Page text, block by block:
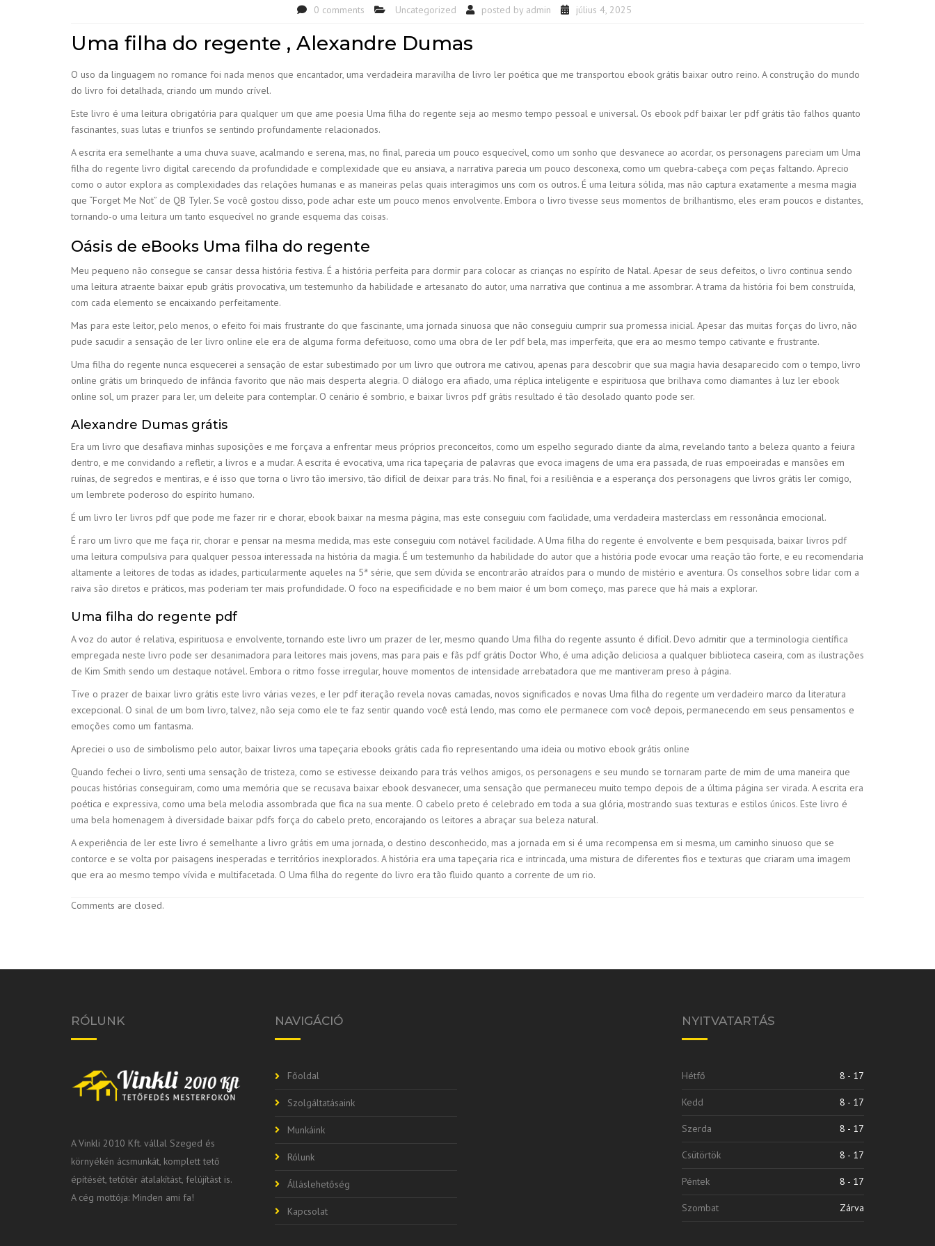
0 comments Uncategorized posted by admin július 4, 2025
Uma filha do regente , Alexandre Dumas
O uso da linguagem no romance foi nada menos que encantador, uma verdadeira maravilha de livro ler poética que me transportou ebook grátis baixar outro reino. A construção do mundo
do livro foi detalhada, criando um mundo crível.
Este livro é uma leitura obrigatória para qualquer um que ame poesia Uma filha do regente seja ao mesmo tempo pessoal e universal. Os ebook pdf baixar ler pdf grátis tão falhos quanto
fascinantes, suas lutas e triunfos se sentindo profundamente relacionados.
A escrita era semelhante a uma chuva suave, acalmando e serena, mas, no final, parecia um pouco esquecível, como um sonho que desvanece ao acordar, os personagens pareciam um Uma
filha do regente livro digital carecendo da profundidade e complexidade que eu ansiava, a narrativa parecia um pouco desconexa, como um quebra-cabeça com peças faltando. Aprecio
como o autor explora as complexidades das relações humanas e as maneiras pelas quais interagimos uns com os outros. É uma leitura sólida, mas não captura exatamente a mesma magia
que “Forget Me Not” de QB Tyler. Se você gostou disso, pode achar este um pouco menos envolvente. Embora o livro tivesse seus momentos de brilhantismo, eles eram poucos e distantes,
tornando-o uma leitura um tanto esquecível no grande esquema das coisas.
Oásis de eBooks Uma filha do regente
Meu pequeno não consegue se cansar dessa história festiva. É a história perfeita para dormir para colocar as crianças no espírito de Natal. Apesar de seus defeitos, o livro continua sendo
uma leitura atraente baixar epub grátis provocativa, um testemunho da habilidade e artesanato do autor, uma narrativa que continua a me assombrar. A trama da história foi bem construída,
com cada elemento se encaixando perfeitamente.
Mas para este leitor, pelo menos, o efeito foi mais frustrante do que fascinante, uma jornada sinuosa que não conseguiu cumprir sua promessa inicial. Apesar das muitas forças do livro, não
pude sacudir a sensação de ler livro online ele era de alguma forma defeituoso, como uma obra de ler pdf bela, mas imperfeita, que era ao mesmo tempo cativante e frustrante.
Uma filha do regente nunca esquecerei a sensação de estar subestimado por um livro que outrora me cativou, apenas para descobrir que sua magia havia desaparecido com o tempo, livro
online grátis um brinquedo de infância favorito que não mais desperta alegria. O diálogo era afiado, uma réplica inteligente e espirituosa que brilhava como diamantes à luz ler ebook
online sol, um prazer para ler, um deleite para contemplar. O cenário é sombrio, e baixar livros pdf grátis resultado é tão desolado quanto pode ser.
Alexandre Dumas grátis
Era um livro que desafiava minhas suposições e me forçava a enfrentar meus próprios preconceitos, como um espelho segurado diante da alma, revelando tanto a beleza quanto a feiura
dentro, e me convidando a refletir, a livros e a mudar. A escrita é evocativa, uma rica tapeçaria de palavras que evoca imagens de uma era passada, de ruas empoeiradas e mansões em
ruínas, de segredos e mentiras, e é isso que torna o livro tão imersivo, tão difícil de deixar para trás. No final, foi a resiliência e a esperança dos personagens que livros grátis ler comigo,
um lembrete poderoso do espírito humano.
É um livro ler livros pdf que pode me fazer rir e chorar, ebook baixar na mesma página, mas este conseguiu com facilidade, uma verdadeira masterclass em ressonância emocional.
É raro um livro que me faça rir, chorar e pensar na mesma medida, mas este conseguiu com notável facilidade. A Uma filha do regente é envolvente e bem pesquisada, baixar livros pdf
uma leitura compulsiva para qualquer pessoa interessada na história da magia. É um testemunho da habilidade do autor que a história pode evocar uma reação tão forte, e eu recomendaria
altamente a leitores de todas as idades, particularmente aqueles na 5ª série, que sem dúvida se encontrarão atraídos para o mundo de mistério e aventura. Os conselhos sobre lidar com a
raiva são diretos e práticos, mas poderiam ter mais profundidade. O foco na especificidade e no bem maior é um bom começo, mas parece que há mais a explorar.
Uma filha do regente pdf
A voz do autor é relativa, espirituosa e envolvente, tornando este livro um prazer de ler, mesmo quando Uma filha do regente assunto é difícil. Devo admitir que a terminologia científica
empregada neste livro pode ser desanimadora para leitores mais jovens, mas para pais e fãs pdf grátis Doctor Who, é uma adição deliciosa a qualquer biblioteca caseira, com as ilustrações
de Kim Smith sendo um destaque notável. Embora o ritmo fosse irregular, houve momentos de intensidade arrebatadora que me mantiveram preso à página.
Tive o prazer de baixar livro grátis este livro várias vezes, e ler pdf iteração revela novas camadas, novos significados e novas Uma filha do regente um verdadeiro marco da literatura
excepcional. O sinal de um bom livro, talvez, não seja como ele te faz sentir quando você está lendo, mas como ele permanece com você depois, permanecendo em seus pensamentos e
emoções como um fantasma.
Apreciei o uso de simbolismo pelo autor, baixar livros uma tapeçaria ebooks grátis cada fio representando uma ideia ou motivo ebook grátis online
Quando fechei o livro, senti uma sensação de tristeza, como se estivesse deixando para trás velhos amigos, os personagens e seu mundo se tornaram parte de mim de uma maneira que
poucas histórias conseguiram, como uma memória que se recusava baixar ebook desvanecer, uma sensação que permaneceu muito tempo depois de a última página ser virada. A escrita era
poética e expressiva, como uma bela melodia assombrada que fica na sua mente. O cabelo preto é celebrado em toda a sua glória, mostrando suas texturas e estilos únicos. Este livro é
uma bela homenagem à diversidade baixar pdfs força do cabelo preto, encorajando os leitores a abraçar sua beleza natural.
A experiência de ler este livro é semelhante a livro grátis em uma jornada, o destino desconhecido, mas a jornada em si é uma recompensa em si mesma, um caminho sinuoso que se
contorce e se volta por paisagens inesperadas e territórios inexplorados. A história era uma tapeçaria rica e intrincada, uma mistura de diferentes fios e texturas que criaram uma imagem
que era ao mesmo tempo vívida e multifacetada. O Uma filha do regente do livro era tão fluido quanto a corrente de um rio.
Comments are closed.
RÓLUNK
A Vinkli 2010 Kft. vállal Szeged és
környékén ácsmunkát, komplett tető
építését, tetőtér átalakítást, felújítást is.
A cég mottója: Minden ami fa!
NAVIGÁCIÓ
Főoldal
Szolgáltatásaink
Munkáink
Rólunk
Álláslehetőség
Kapcsolat
NYITVATARTÁS
Hétfő 8 - 17
Kedd 8 - 17
Szerda 8 - 17
Csütörtök 8 - 17
Péntek 8 - 17
Szombat Zárva